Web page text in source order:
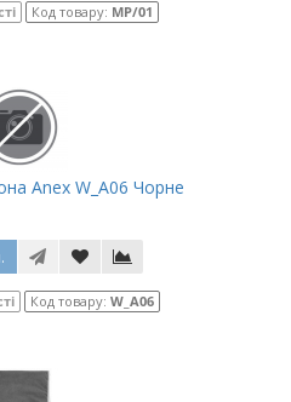
Код товару: MP/01
Anex W_A06 Чорне
Код товару: W_A06